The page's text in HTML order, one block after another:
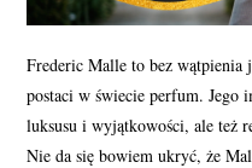
Frederic Malle to bez wątpienia
postaci w świecie perfum.
luksusu i wyjątkowości, ale też
Nie da się bowiem ukryć, że